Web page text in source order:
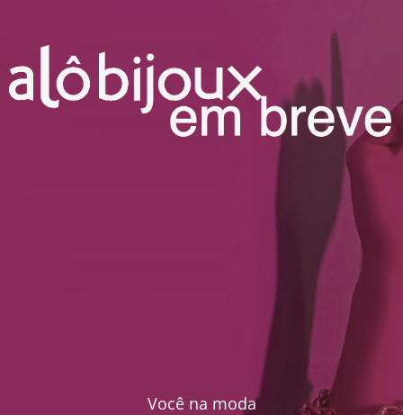
Você na moda